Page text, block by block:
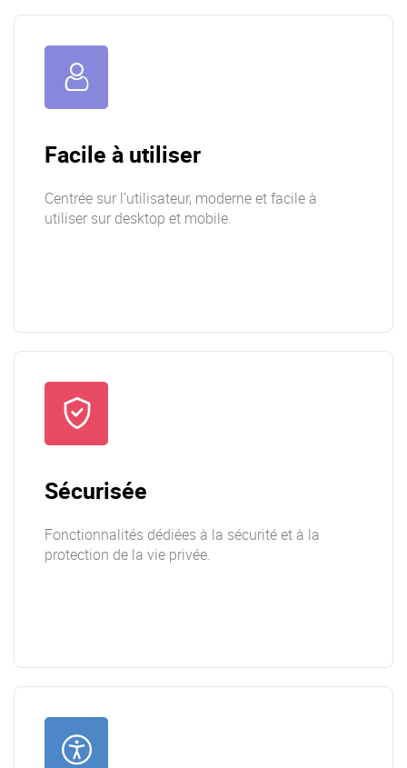
Facile à utiliser
Centrée sur l’utilisateur, moderne et facile à
utiliser sur desktop et mobile.
Sécurisée
Fonctionnalités dédiées à la sécurité et à la
protection de la vie privée.